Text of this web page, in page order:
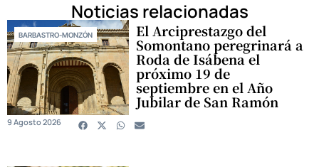
Noticias relacionadas
BARBASTRO-MONZÓN El Arciprestazgo del
Somontano peregrinará a
Roda de Isábena el
próximo 19 de
septiembre en el Año
Jubilar de San Ramón
9 Agosto 2026